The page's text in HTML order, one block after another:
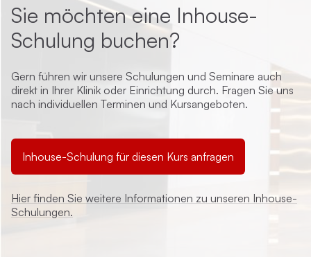
Sie möchten eine Inhouse-
Schulung buchen?
Gern führen wir unsere Schulungen und Seminare auch
direkt in Ihrer Klinik oder Einrichtung durch. Fragen Sie uns
nach individuellen Terminen und Kursangeboten.
Inhouse-Schulung für diesen Kurs anfragen
Hier finden Sie weitere Informationen zu unseren Inhouse-
Schulungen.